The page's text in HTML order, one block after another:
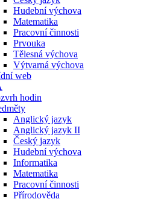
Hudební výchova
Matematika
Pracovní činnosti
Prvouka
Tělesná výchova
Výtvarná výchova
web
hodin
Anglický jazyk
Anglický jazyk II
Český jazyk
Hudební výchova
Informatika
Matematika
Pracovní činnosti
Přírodověda